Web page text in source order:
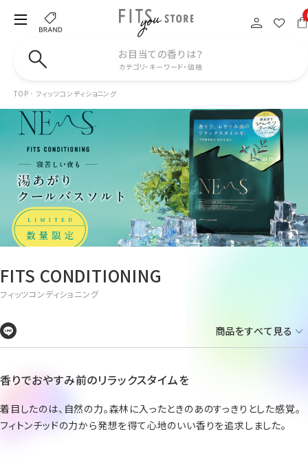
お目当ての香りは？
カテゴリ・キーワード・価格
TOP フィッツコンディショニング
FITS CONDITIONING
フィッツコンディショニング
商品をすべて見る
香りでおやすみ前のリラックスタイムを
着目したのは、自然の力。森林に入ったときのあのすっきりとした感覚。
フィトンチッドの力から発想を得て心地のいい香りを追求しました。